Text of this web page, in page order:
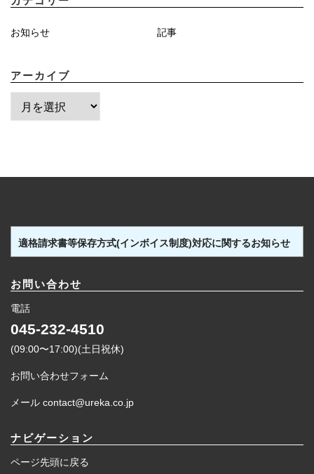
お知らせ 記事
アーカイブ
ー
ブ
適格請求書等保存方式(インボイス制度)対応に関するお知らせ
お問い合わせ
電話
045-232-4510
(09:00〜17:00)(土日祝休)
お問い合わせフォーム
メール contact@ureka.co.jp
ナビゲーション
ページ先頭に戻る